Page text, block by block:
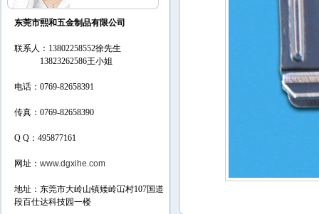
东莞市熙和五金制品有限公司
联系人：13802258552徐先生
13823262586王小姐
电话：0769-82658391
传真：0769-82658390
Q Q：495877161
网址： www.dgxihe.com
地址：东莞市大岭山镇矮岭冚村107国道
段百仕达科技园一楼